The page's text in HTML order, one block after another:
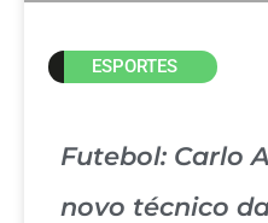
ESPORTES
Futebol: Carlo
novo técnico